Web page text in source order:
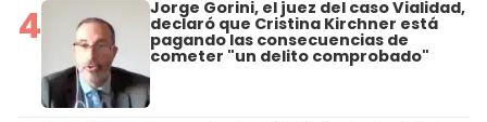
4 Jorge Gorini, el juez del caso Vialidad,
declaró que Cristina Kirchner está
pagando las consecuencias de
cometer "un delito comprobado"